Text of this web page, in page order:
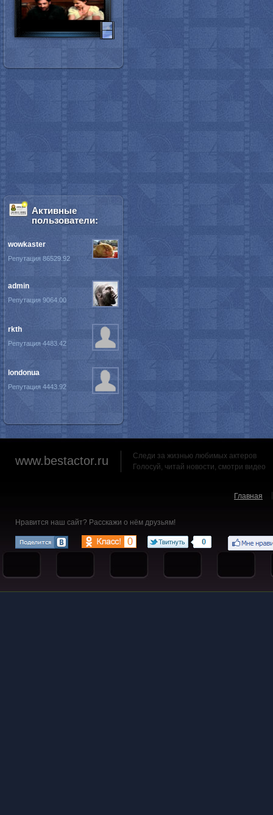
Активные
пользователи:
wowkaster
Репутация 86529.92
admin
Репутация 9064.00
rkth
Репутация 4483.42
londonua
Репутация 4443.92
www.bestactor.ru
Следи за жизнью любимых актеров
Голосуй, читай новости, смотри видео
Главная
Нравится наш сайт? Расскажи о нём друзьям!